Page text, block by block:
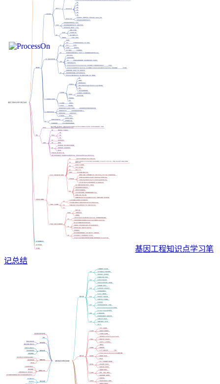
基因工程知识点学习笔
记总结